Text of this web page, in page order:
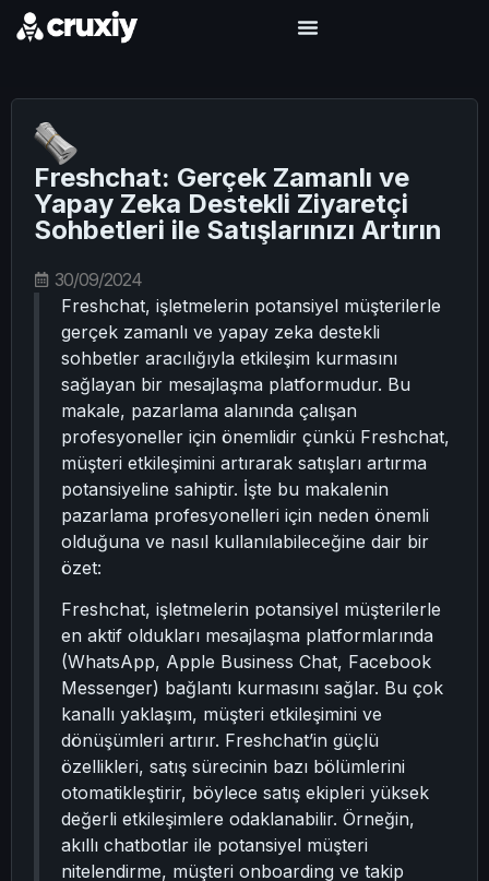
Freshchat: Gerçek Zamanlı ve
Yapay Zeka Destekli Ziyaretçi
Sohbetleri ile Satışlarınızı Artırın
30/09/2024
Freshchat, işletmelerin potansiyel müşterilerle
gerçek zamanlı ve yapay zeka destekli
sohbetler aracılığıyla etkileşim kurmasını
sağlayan bir mesajlaşma platformudur. Bu
makale, pazarlama alanında çalışan
profesyoneller için önemlidir çünkü Freshchat,
müşteri etkileşimini artırarak satışları artırma
potansiyeline sahiptir. İşte bu makalenin
pazarlama profesyonelleri için neden önemli
olduğuna ve nasıl kullanılabileceğine dair bir
özet:
Freshchat, işletmelerin potansiyel müşterilerle
en aktif oldukları mesajlaşma platformlarında
(WhatsApp, Apple Business Chat, Facebook
Messenger) bağlantı kurmasını sağlar. Bu çok
kanallı yaklaşım, müşteri etkileşimini ve
dönüşümleri artırır. Freshchat’in güçlü
özellikleri, satış sürecinin bazı bölümlerini
otomatikleştirir, böylece satış ekipleri yüksek
değerli etkileşimlere odaklanabilir. Örneğin,
akıllı chatbotlar ile potansiyel müşteri
nitelendirme, müşteri onboarding ve takip